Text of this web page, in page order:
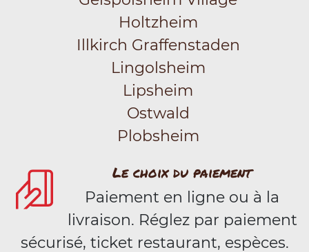
Holtzheim
Illkirch Graffenstaden
Lingolsheim
Lipsheim
Ostwald
Plobsheim
Le choix du paiement
Paiement en ligne ou à la
livraison. Réglez par paiement
sécurisé, ticket restaurant, espèces.